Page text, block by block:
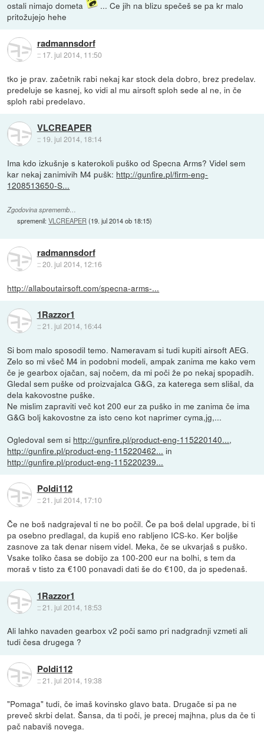
ostali nimajo dometa
... Ce jih na blizu spečeš se pa kr malo
pritožujejo hehe
radmannsdorf
:: 17. jul 2014, 11:50
tko je prav. začetnik rabi nekaj kar stock dela dobro, brez predelav.
predeluje se kasnej, ko vidi al mu airsoft sploh sede al ne, in če
sploh rabi predelavo.
VLCREAPER
:: 19. jul 2014, 18:14
Ima kdo izkušnje s katerokoli puško od Specna Arms? Videl sem
kar nekaj zanimivih M4 pušk: http://gunfire.pl/firm-eng-
1208513650-S...
Zgodovina sprememb…
spremenil:VLCREAPER(19. jul 2014 ob 18:15)
radmannsdorf
::20. jul 2014, 12:16
http://allaboutairsoft.com/specna-arms-...
1Razzor1
::21. jul 2014, 16:44
Si bom malo sposodil temo. Nameravam si tudi kupiti airsoft AEG.
Zelo so mi všeč M4 in podobni modeli, ampak zanima me kako vem
če je gearbox ojačan, saj nočem, da mi poči že po nekaj spopadih.
Gledal sem puške od proizvajalca G&G, za katerega sem slišal, da
dela kakovostne puške.
Ne mislim zapraviti več kot 200 eur za puško in me zanima če ima
G&G bolj kakovostne za isto ceno kot naprimer cyma,jg,...
Ogledoval sem si http://gunfire.pl/product-eng-115220140...,
http://gunfire.pl/product-eng-115220462... in
http://gunfire.pl/product-eng-115220239...
Poldi112
::21. jul 2014, 17:10
Če ne boš nadgrajeval ti ne bo počil. Če pa boš delal upgrade, bi ti
pa osebno predlagal, da kupiš eno rabljeno ICS-ko. Ker boljše
zasnove za tak denar nisem videl. Meka, če se ukvarjaš s puško.
Vsake toliko časa se dobijo za 100-200 eur na bolhi, s tem da
moraš v tisto za €100 ponavadi dati še do €100, da jo spedenaš.
1Razzor1
::21. jul 2014, 18:53
Ali lahko navaden gearbox v2 poči samo pri nadgradnji vzmeti ali
tudi česa drugega ?
Poldi112
::21. jul 2014, 19:38
"Pomaga" tudi, če imaš kovinsko glavo bata. Drugače si pa ne
preveč skrbi delat. Šansa, da ti poči, je precej majhna, plus da če ti
pač nabaviš novega.